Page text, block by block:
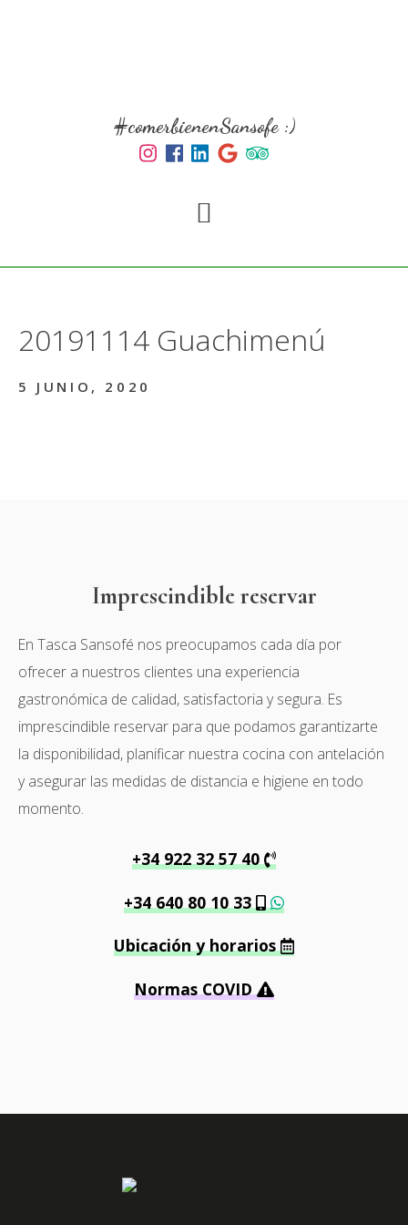
#comerbienenSansofe :)
20191114 Guachimenú
5 JUNIO, 2020
Imprescindible reservar
En Tasca Sansofé nos preocupamos cada día por
ofrecer a nuestros clientes una experiencia
gastronómica de calidad, satisfactoria y segura. Es
imprescindible reservar para que podamos garantizarte
la disponibilidad, planificar nuestra cocina con antelación
y asegurar las medidas de distancia e higiene en todo
momento.
+34 922 32 57 40
+34 640 80 10 33
Ubicación y horarios
Normas COVID